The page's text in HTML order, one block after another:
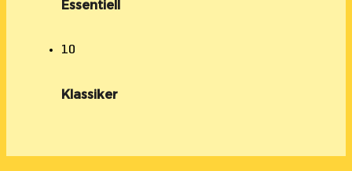
Essentiell
10
Klassiker